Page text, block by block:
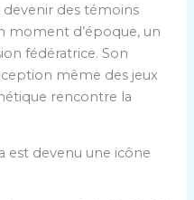
des témoins
moment d’époque, un
fédératrice. Son
même des jeux
rencontre la
est devenu une icône